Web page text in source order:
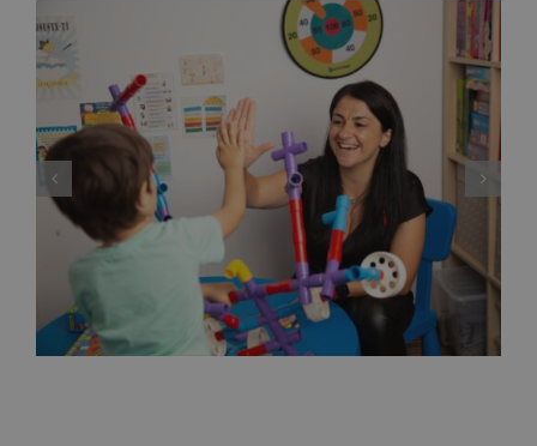
Deputata PNL Mara Calista anunță un proiect
de lege care reglementează modul de
exercitare a profesiei de ”analist
comportamental”, adică specialistul care
gestionează terapiile problemelor copiilor cu
autism